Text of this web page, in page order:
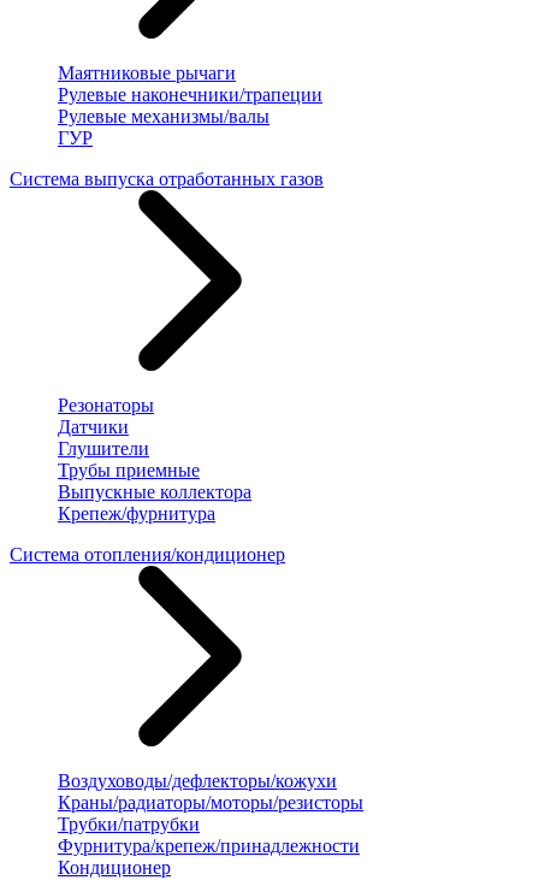
Маятниковые рычаги
Рулевые наконечники/трапеции
Рулевые механизмы/валы
ГУР
Система выпуска отработанных газов
Резонаторы
Датчики
Глушители
Трубы приемные
Выпускные коллектора
Крепеж/фурнитура
Система отопления/кондиционер
Воздуховоды/дефлекторы/кожухи
Краны/радиаторы/моторы/резисторы
Трубки/патрубки
Фурнитура/крепеж/принадлежности
Кондиционер